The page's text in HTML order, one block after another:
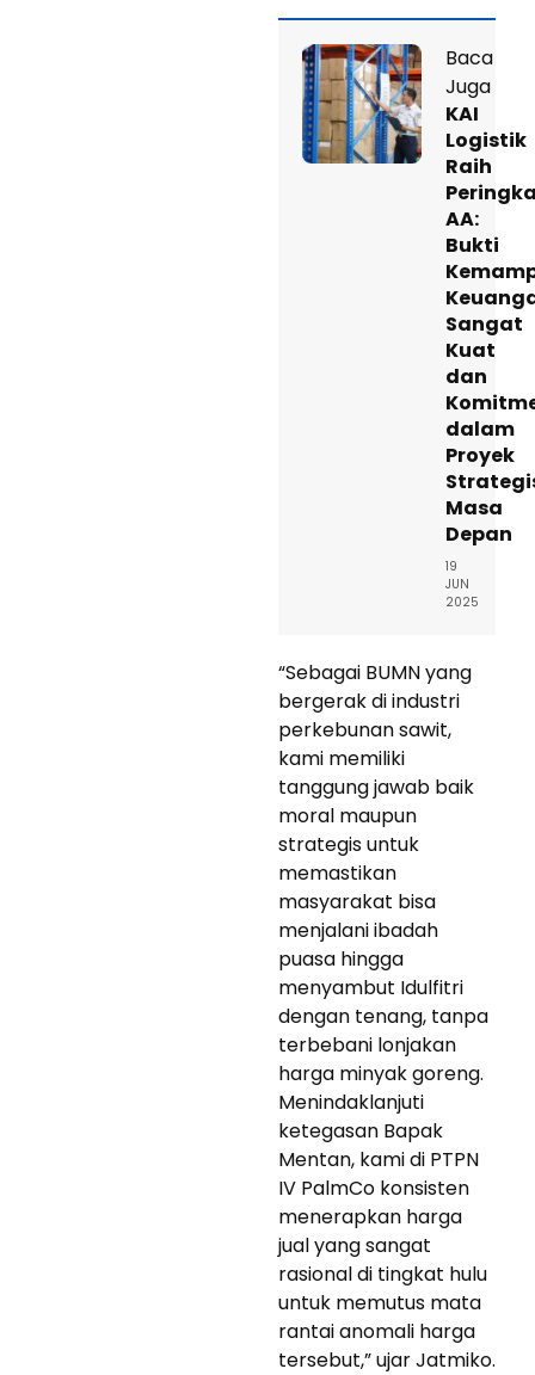
Baca
Juga
KAI
Logistik
Raih
AA:
Bukti
Sangat
Kuat
dan
dalam
Proyek
Masa
Depan
19
JUN
2025
“Sebagai BUMN yang
bergerak di industri
perkebunan sawit,
kami memiliki
tanggung jawab baik
moral maupun
strategis untuk
memastikan
masyarakat bisa
menjalani ibadah
puasa hingga
menyambut Idulfitri
dengan tenang, tanpa
terbebani lonjakan
harga minyak goreng.
Menindaklanjuti
ketegasan Bapak
Mentan, kami di PTPN
IV PalmCo konsisten
menerapkan harga
jual yang sangat
rasional di tingkat hulu
untuk memutus mata
rantai anomali harga
tersebut,” ujar Jatmiko.